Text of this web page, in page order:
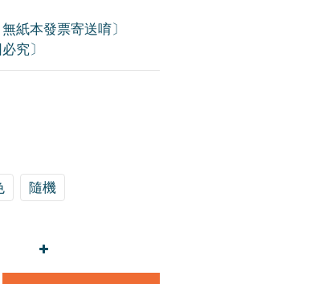
紙本發票寄送唷〕
究〕
隨機